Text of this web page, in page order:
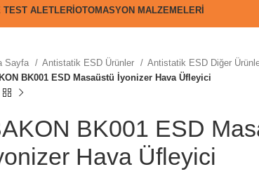
TEST ALETLERIOTOMASYON MALZEMELERI
Sayfa Antistatik ESD Ürünler
Antistatik ESD Diğer
BK001 ESD Masaüstü İyonizer Hava Üfleyici
BK001 ESD
Hava Üfleyici